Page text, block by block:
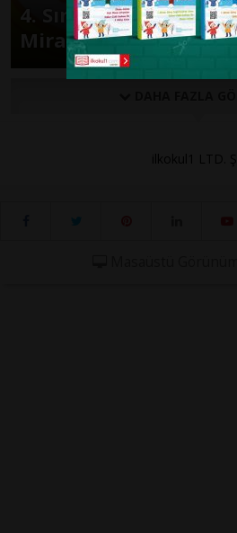
4. Sınıf Sosyal
Miras” Soru-Cevap